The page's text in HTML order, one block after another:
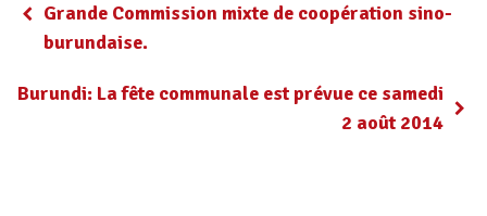
Grande Commission mixte de coopération sino-
burundaise.
Burundi: La fête communale est prévue ce samedi
2 août 2014